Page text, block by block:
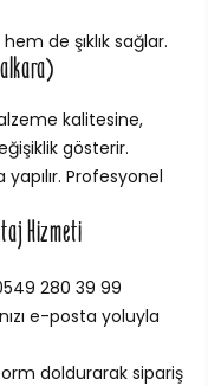
de şıklık sağlar.
kalitesine,
gösterir.
Profesyonel
Hizmeti
280 39 99
e-posta yoluyla
doldurarak sipariş